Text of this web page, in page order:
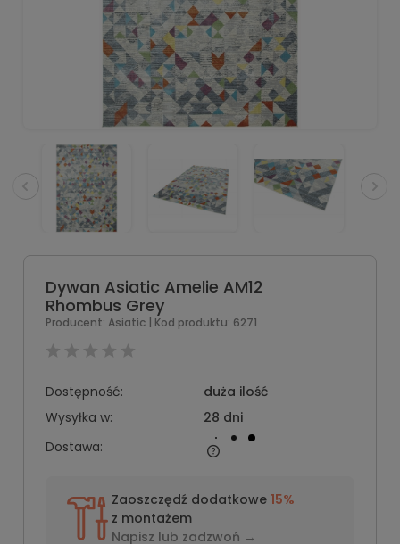
Dywan Asiatic Amelie AM12
Rhombus Grey
Producent: Asiatic | Kod produktu: 6271
Dostępność:
duża ilość
Wysyłka w:
28 dni
Dostawa:
Zaoszczędź dodatkowe 15%
z montażem
Napisz lub zadzwoń →